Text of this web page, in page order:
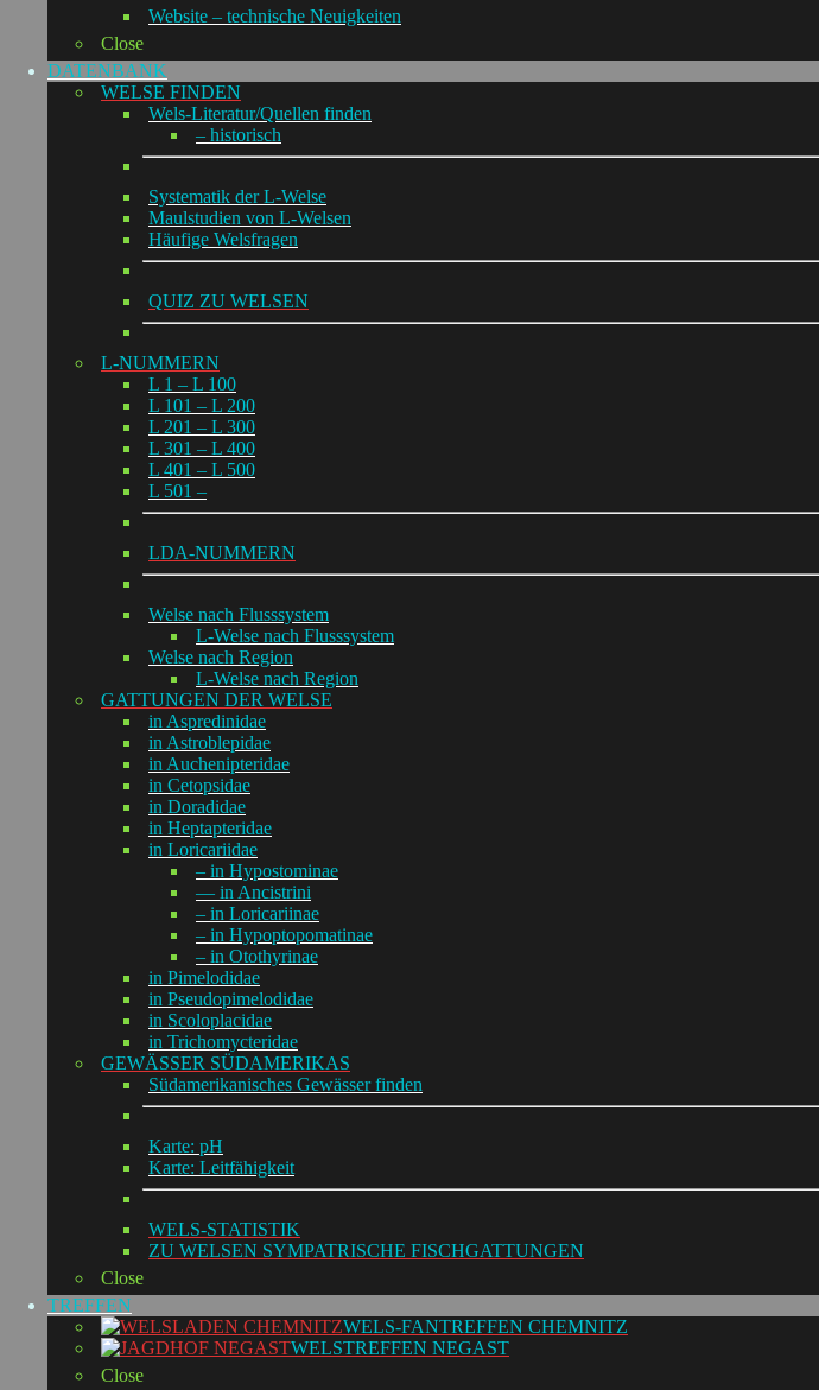
Website – technische Neuigkeiten
Close
DATENBANK
WELSE FINDEN
Wels-Literatur/Quellen finden
– historisch
Systematik der L-Welse
Maulstudien von L-Welsen
Häufige Welsfragen
QUIZ ZU WELSEN
L-NUMMERN
L 1 – L 100
L 101 – L 200
L 201 – L 300
L 301 – L 400
L 401 – L 500
L 501 –
LDA-NUMMERN
Welse nach Flusssystem
L-Welse nach Flusssystem
Welse nach Region
L-Welse nach Region
GATTUNGEN DER WELSE
in Aspredinidae
in Astroblepidae
in Auchenipteridae
in Cetopsidae
in Doradidae
in Heptapteridae
in Loricariidae
– in Hypostominae
— in Ancistrini
– in Loricariinae
– in Hypoptopomatinae
– in Otothyrinae
in Pimelodidae
in Pseudopimelodidae
in Scoloplacidae
in Trichomycteridae
GEWÄSSER SÜDAMERIKAS
Südamerikanisches Gewässer finden
Karte: pH
Karte: Leitfähigkeit
WELS-STATISTIK
ZU WELSEN SYMPATRISCHE FISCHGATTUNGEN
Close
TREFFEN
WELS-FANTREFFEN CHEMNITZ
WELSTREFFEN NEGAST
Close